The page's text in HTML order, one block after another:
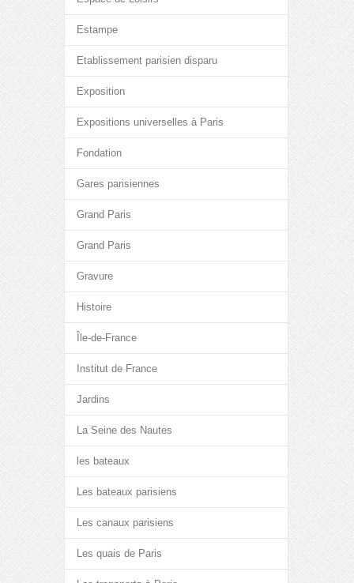
Estampe
Etablissement parisien disparu
Exposition
Expositions universelles à Paris
Fondation
Gares parisiennes
Grand Paris
Grand Paris
Gravure
Histoire
Île-de-France
Institut de France
Jardins
La Seine des Nautes
les bateaux
Les bateaux parisiens
Les canaux parisiens
Les quais de Paris